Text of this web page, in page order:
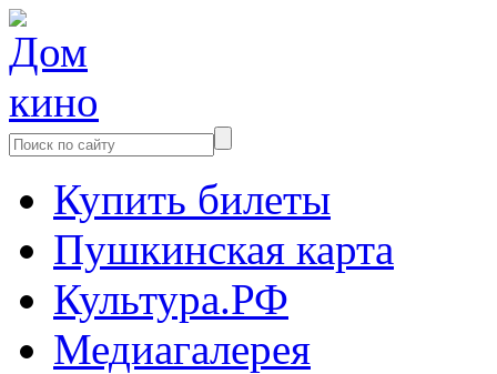
Купить билеты
Пушкинская карта
Культура.РФ
Медиагалерея